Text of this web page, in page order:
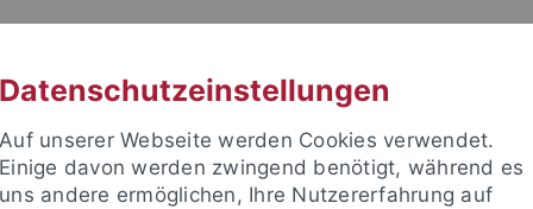
Datenschutzeinstellungen
Auf unserer Webseite werden Cookies verwendet.
Einige davon werden zwingend benötigt, während es
uns andere ermöglichen, Ihre Nutzererfahrung auf